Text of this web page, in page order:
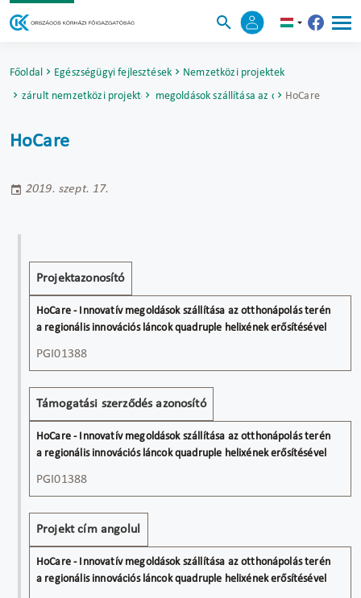
Főoldal Egészségügyi fejlesztések
Nemzetközi projektek
Lezárult nemzetközi projektek
HoCare - Innovatív megoldások szállítása az otthonápolás terén
HoCare
HoCare
2019. szept. 17.
Projekt
cím
HoCare -
Innovatív
megoldások
terén a
láncok
quadruple
Projektazonosító
PGI01388
Támogatási szerződés azonosító
PGI01388
Projekt cím angolul